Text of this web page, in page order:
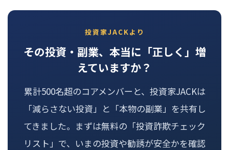
投資家JACKより
その投資・副業、本当に「正しく」増
えていますか？
累計500名超のコアメンバーと、投資家JACKは
「減らさない投資」と「本物の副業」を共有し
てきました。まずは無料の「投資詐欺チェック
リスト」で、いまの投資や勧誘が安全かを確認